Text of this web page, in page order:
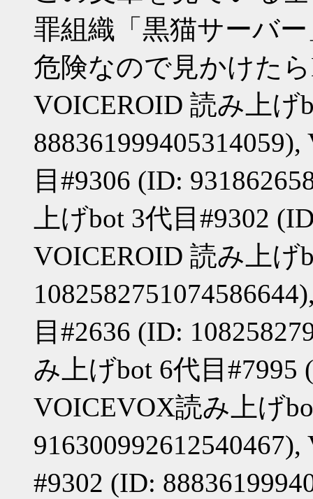
罪組織「黒猫サーバ
危険なので見かけた
VOICEROID 読み上げ
目#9306 (ID:
上げbot 3代目#9302
VOICEROID 読み上げ
目#2636 (ID:
み上げbot 6代目#7995
VOICEVOX読み上げ
#9302 (ID: